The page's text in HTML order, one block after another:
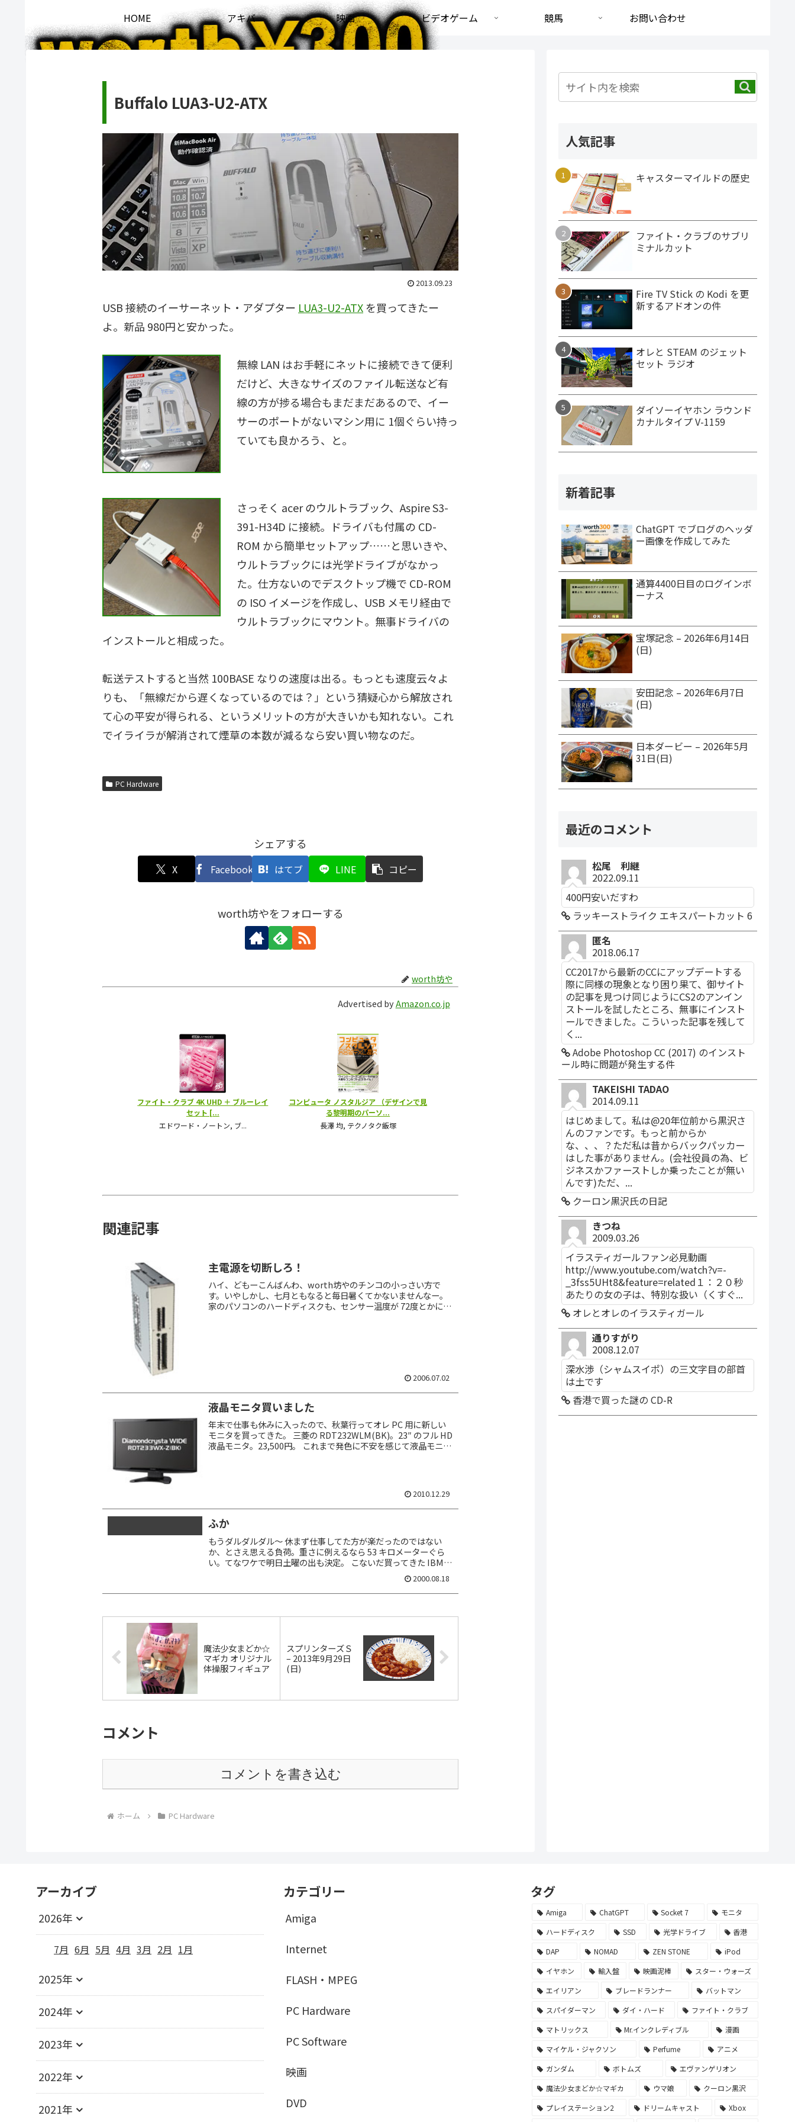
HOME アキバ 映画 ビデオゲーム 競馬 お問い合わせ
Buffalo LUA3-U2-ATX
2013.09.23
USB 接続のイーサーネット・アダプター LUA3-U2-ATXを買ってきたー
よ。新品 980円と安かった。
無線 LAN はお手軽にネットに接続できて便利
だけど、大きなサイズのファイル転送など有
線の方が捗る場合もまだまだあるので、イー
サーのポートがないマシン用に 1個ぐらい持っ
ていても良かろう、と。
さっそく acer のウルトラブック、Aspire S3-
391-H34D に接続。ドライバも付属の CD-
ROM から簡単セットアップ……と思いきや、
ウルトラブックには光学ドライブがなかっ
た。仕方ないのでデスクトップ機で CD-ROM
の ISO イメージを作成し、USB メモリ経由で
ウルトラブックにマウント。無事ドライバの
インストールと相成った。
転送テストすると当然 100BASE なりの速度は出る。もっとも速度云々よ
りも、「無線だから遅くなっているのでは？」という猜疑心から解放され
て心の平安が得られる、というメリットの方が大きいかも知れない。これ
でイライラが解消されて煙草の本数が減るなら安い買い物なのだ。
PC Hardware
シェアする
X Facebook はてブ LINE コピー
worth坊やをフォローする
worth坊や
Advertised byAmazon.co.jp
関連記事
主電源を切断しろ！
ハイ、どもーこんばんわ、worth坊やのチンコの小っさい方で
す。いやしかし、七月ともなると毎日暑くてかないませんなー。
家のパソコンのハードディスクも、センサー温度が 72度とかにな
2006.07.02
液晶モニタ買いました
年末で仕事も休みに入ったので、秋葉行ってオレ PC 用に新しい
モニタを買ってきた。 三菱の RDT232WLM(BK)。23″ のフル HD
液晶モニタ。23,500円。 これまで発色に不安を感じて液晶モニタ
2010.12.29
ふか
もうダルダルダル～ 休まず仕事してた方が楽だったのではない
か、とさえ思える負荷。重さに例えるなら 53 キロメーターぐら
い。てなワケで明日土曜の出も決定。 こないだ買ってきた IBM
の HDD、俺 PC に組んだんだけど評判どおりスッゲー...2000.08.18
魔法少女まどか☆
マギカ オリジナル
体操服フィギュア
スプリンターズＳ
– 2013年9月29日
(日)
コメント
コメントを書き込む
ホーム PC Hardware
人気記事
キャスターマイルドの歴史
ファイト・クラブのサブリ
ミナルカット
Fire TV Stick の Kodi を更
新するアドオンの件
オレと STEAM のジェット
セット ラジオ
ダイソーイヤホン ラウンド
カナルタイプ V-1159
新着記事
ChatGPT でブログのヘッダ
ー画像を作成してみた
通算4400日目のログインボ
ーナス
宝塚記念 – 2026年6月14日
(日)
安田記念 – 2026年6月7日
(日)
日本ダービー – 2026年5月
31日(日)
最近のコメント
松尾 利継
2022.09.11
400円安いだすわ
ラッキーストライク エキスパートカット 6
匿名
2018.06.17
CC2017から最新のCCにアップデートする
際に同様の現象となり困り果て、御サイト
の記事を見つけ同じようにCS2のアンイン
ストールを試したところ、無事にインスト
ールできました。こういった記事を残して
く...
Adobe Photoshop CC (2017) のインスト
ール時に問題が発生する件
TAKEISHI TADAO
2014.09.11
はじめまして。私は@20年位前から黒沢さ
んのファンです。もっと前からか
な、、、？ただ私は昔からバックパッカー
はした事がありません。(会社役員の為、ビ
ジネスかファーストしか乗ったことが無い
んです)ただ、...
クーロン黒沢氏の日記
きつね
2009.03.26
イラスティガールファン必見動画
http://www.youtube.com/watch?v=-
_3fss5UHt8&feature=related１：２０秒
あたりの女の子は、特別な扱い（くすぐ...
オレとオレのイラスティガール
通りすがり
2008.12.07
深水渉（シャムスイポ）の三文字目の部首
は土です
香港で買った謎の CD-R
アーカイブ
2026年
7月 6月 5月 4月 3月 2月 1月
2025年
2024年
2023年
2022年
2021年
カテゴリー
Amiga
Internet
FLASH・MPEG
PC Hardware
PC Software
映画
DVD
タグ
Amiga ChatGPT Socket 7
モニタ
ハードディスク
SSD 光学ドライブ
香港
DAP
NOMAD ZEN STONE
iPod
イヤホン
輸入盤 映画泥棒
スター・ウォーズ
エイリアン
ブレードランナー
バットマン
スパイダーマン
ダイ・ハード
ファイト・クラブ
マトリックス
Mr.インクレディブル
漫画
マイケル・ジャクソン
Perfume
アニメ
ガンダム
ボトムズ
エヴァンゲリオン
魔法少女まどか☆マギカ
ウマ娘
クーロン黒沢
プレイステーション2
ドリームキャスト
Xbox